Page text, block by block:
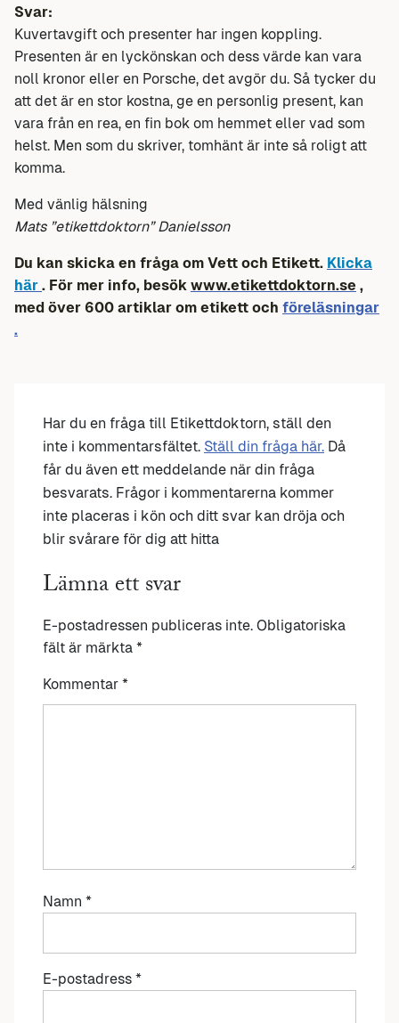
Svar:
Kuvertavgift och presenter har ingen koppling.
Presenten är en lyckönskan och dess värde kan vara
noll kronor eller en Porsche, det avgör du. Så tycker du
att det är en stor kostna, ge en personlig present, kan
vara från en rea, en fin bok om hemmet eller vad som
helst. Men som du skriver, tomhänt är inte så roligt att
komma.
Med vänlig hälsning
Mats ”etikettdoktorn” Danielsson
Du kan skicka en fråga om Vett och Etikett. Klicka
här . För mer info, besök www.etikettdoktorn.se ,
med över 600 artiklar om etikett och föreläsningar
.
Har du en fråga till Etikettdoktorn, ställ den
inte i kommentarsfältet. Ställ din fråga här. Då
får du även ett meddelande när din fråga
besvarats. Frågor i kommentarerna kommer
inte placeras i kön och ditt svar kan dröja och
blir svårare för dig att hitta
Lämna ett svar
E-postadressen publiceras inte. Obligatoriska
fält är märkta *
Kommentar *
Namn *
E-postadress *